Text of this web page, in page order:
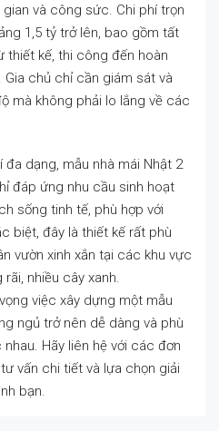
và công sức. Chi phí trọn
1,5 tỷ trở lên, bao gồm tất
kế, thi công đến hoàn
chủ chỉ cần giám sát và
mà không phải lo lắng về các
dạng, mẫu nhà mái Nhật 2
đáp ứng nhu cầu sinh hoạt
sống tinh tế, phù hợp với
biệt, đây là thiết kế rất phù
vườn xinh xắn tại các khu vực
nhiều cây xanh.
việc xây dựng một mẫu
ngủ trở nên dễ dàng và phù
Hãy liên hệ với các đơn
vấn chi tiết và lựa chọn giải
bạn.